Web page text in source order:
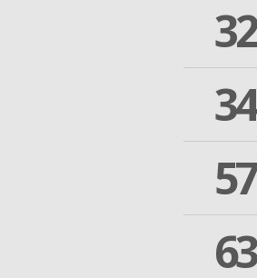
32
34
57
63